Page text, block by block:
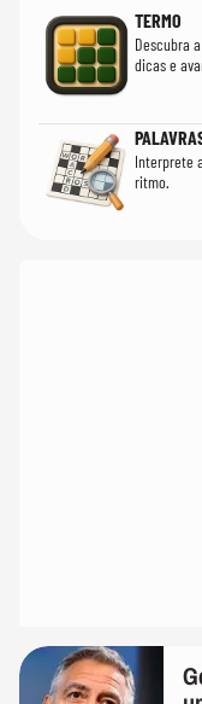
TERMO
Descubra
dicas e
Interprete
ritmo.